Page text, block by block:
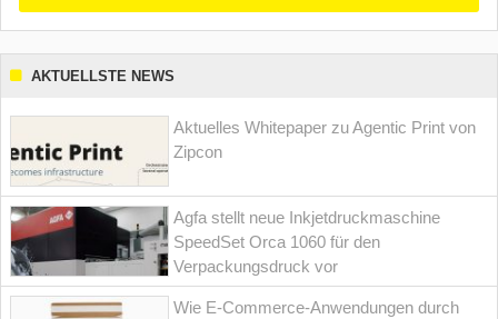
AKTUELLSTE NEWS
Aktuelles Whitepaper zu Agentic Print von
Zipcon
Agfa stellt neue Inkjetdruckmaschine
SpeedSet Orca 1060 für den
Verpackungsdruck vor
Wie E-Commerce-Anwendungen durch